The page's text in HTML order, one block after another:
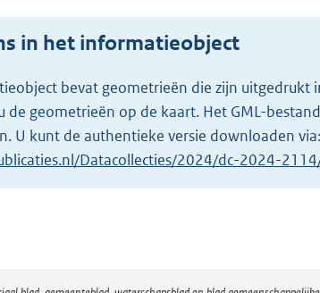
in het informatieobject
bevat geometrieën die zijn uitgedrukt
de geometrieën op de kaart. Het GML-
U kunt de authentieke versie downloaden via:
Datacollecties/2024/dc-2024-